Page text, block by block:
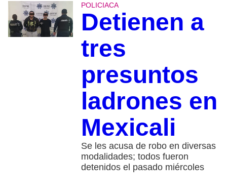
POLICIACA
Detienen a
tres
presuntos
ladrones en
Mexicali
Se les acusa de robo en diversas
modalidades; todos fueron
detenidos el pasado miércoles